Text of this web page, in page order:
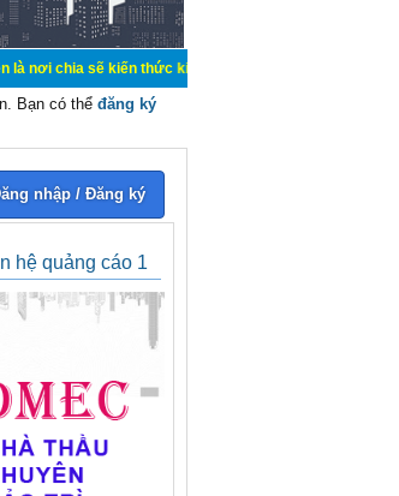
kiến thức kinh nghiệm trong lãnh vực cơ điện,
Bạn có thể đăng ký
nhập / Đăng ký
hệ quảng cáo 1